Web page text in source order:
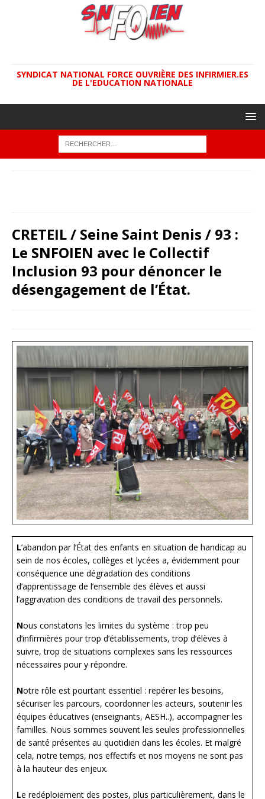
SYNDICAT NATIONAL FORCE OUVRIÈRE DES INFIRMIER.ES
DE L'EDUCATION NATIONALE
CRETEIL / Seine Saint Denis / 93 :
Le SNFOIEN avec le Collectif
Inclusion 93 pour dénoncer le
désengagement de l’État.
L’abandon par l’État des enfants en situation de handicap au
sein de nos écoles, collèges et lycées a, évidemment pour
conséquence une dégradation des conditions
d’apprentissage de l’ensemble des élèves et aussi
l’aggravation des conditions de travail des personnels.
Nous constatons les limites du système : trop peu
d’infirmières pour trop d’établissements, trop d’élèves à
suivre, trop de situations complexes sans les ressources
nécessaires pour y répondre.
Notre rôle est pourtant essentiel : repérer les besoins,
sécuriser les parcours, coordonner les acteurs, soutenir les
équipes éducatives (enseignants, AESH..), accompagner les
familles. Nous sommes souvent les seules professionnelles
de santé présentes au quotidien dans les écoles. Et malgré
cela, notre temps, nos effectifs et nos moyens ne sont pas
à la hauteur des enjeux.
Le redéploiement des postes, plus particulièrement, dans le